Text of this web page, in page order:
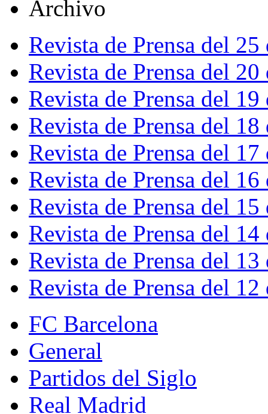
Archivo
Revista de Prensa del
Revista de Prensa del
Revista de Prensa del
Revista de Prensa del
Revista de Prensa del
Revista de Prensa del
Revista de Prensa del
Revista de Prensa del
Revista de Prensa del
Revista de Prensa del
FC Barcelona
General
Partidos del Siglo
Real Madrid